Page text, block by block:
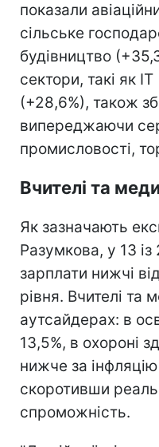
показали
сільське
будівництво
сектори, такі як
(+28,6%), також
випереджаючи
промисловості,
Вчителі та
Як зазначають
Разумкова, у 13 із
зарплати нижчі
рівня. Вчителі та
аутсайдерах: в
13,5%, в охороні
нижче за
скоротивши
спроможність.